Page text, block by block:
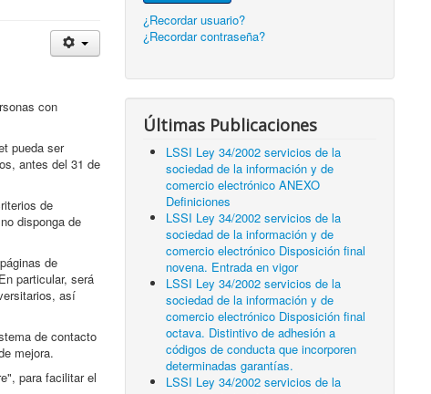
con
pueda ser
antes del 31 de
de
disponga de
de
particular, será
así
de contacto
mejora.
para facilitar el
¿Recordar usuario?
¿Recordar contraseña?
Últimas Publicaciones
LSSI Ley 34/2002 servicios de la
sociedad de la información y de
comercio electrónico ANEXO
Definiciones
LSSI Ley 34/2002 servicios de la
sociedad de la información y de
comercio electrónico Disposición final
novena. Entrada en vigor
LSSI Ley 34/2002 servicios de la
sociedad de la información y de
comercio electrónico Disposición final
octava. Distintivo de adhesión a
códigos de conducta que incorporen
determinadas garantías.
LSSI Ley 34/2002 servicios de la